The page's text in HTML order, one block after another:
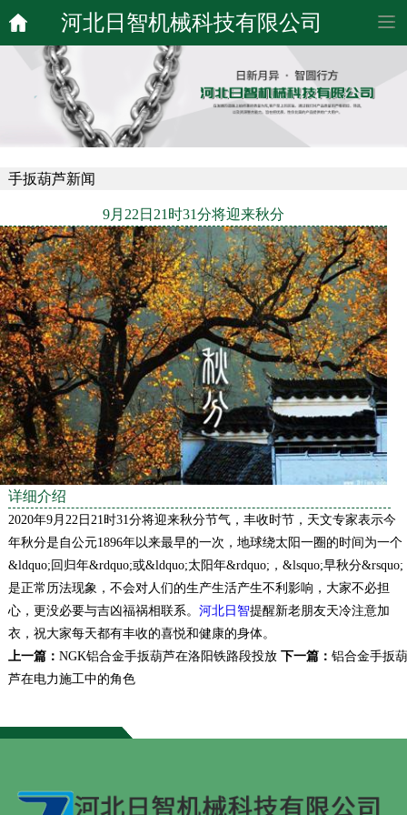
河北日智机械科技有限公司
手扳葫芦新闻
9月22日21时31分将迎来秋分
详细介绍
2020年9月22日21时31分将迎来秋分节气，丰收时节，天文专家表示今
年秋分是自公元1896年以来最早的一次，地球绕太阳一圈的时间为一个
&ldquo;回归年&rdquo;或&ldquo;太阳年&rdquo;，&lsquo;早秋分&rsquo;
是正常历法现象，不会对人们的生产生活产生不利影响，大家不必担
心，更没必要与吉凶福祸相联系。 河北日智提醒新老朋友天冷注意加
衣，祝大家每天都有丰收的喜悦和健康的身体。
上一篇： NGK铝合金手扳葫芦在洛阳铁路段投放 下一篇： 铝合金手扳葫
芦在电力施工中的角色